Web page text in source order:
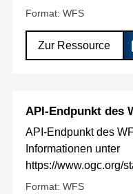
Format: WFS
Zur Ressource
API-Endpunkt des
API-Endpunkt des
Informationen unter
https://www.ogc.org/
Format: WFS